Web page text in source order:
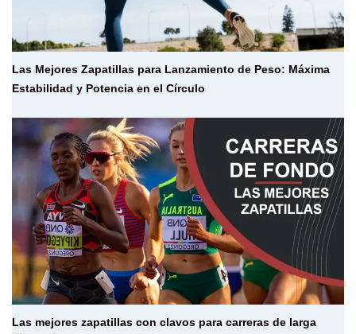
Las Mejores Zapatillas para Lanzamiento de Peso: Máxima
Estabilidad y Potencia en el Círculo
Las mejores zapatillas con clavos para carreras de larga